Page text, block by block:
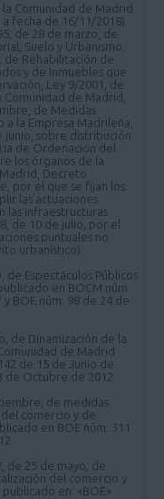
Comunidad de Madrid
fecha de 16/11/2018)
de 28 de marzo, de
Suelo y Urbanismo,
de Rehabilitación de
y de Inmuebles que
Ley 9/2001, de
Comunidad de Madrid,
de Medidas
la Empresa Madrileña,
junio, sobre distribución
de Ordenación del
los órganos de la
Decreto
por el que se fijan los
las actuaciones
las infraestructuras
de 10 de julio, por el
puntuales no
urbanístico).
de Espectáculos Públicos
en BOCM núm.
BOE núm. 98 de 24 de
de Dinamización de la
de Madrid
de 15 de Junio de
de Octubre de 2012.
de medidas
comercio y de
en BOE núm. 311
de 25 de mayo, de
del comercio y
en: «BOE»